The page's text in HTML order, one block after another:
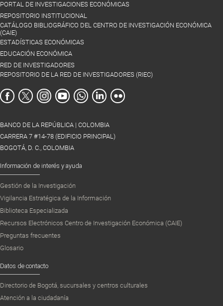
PORTAL DE INVESTIGACIONES ECONÓMICAS
REPOSITORIO INSTITUCIONAL
CATÁLOGO BIBLIOGRÁFICO DEL CENTRO DE INVESTIGACIÓN ECONÓMICA
(CAIE)
ESTADÍSTICAS ECONÓMICAS
EDUCACIÓN ECONÓMICA
RED DE INVESTIGADORES
REPOSITORIO DE LA RED DE INVESTIGADORES (RIEC)
BANCO DE LA REPÚBLICA | COLOMBIA
CARRERA 7 #14-78 (EDIFICIO PRINCIPAL)
BOGOTÁ, D. C., COLOMBIA
Información de interés y ayuda
Gestión de la Investigación
Vigilancia Estratégica de la Información
Biblioteca Especializada
Recursos Electrónicos Centro de Investigación Económica (CAIE)
Preguntas frecuentes
Glosario
Datos de contacto
Directorio de Bogotá, sucursales y centros culturales
Atención a la ciudadanía